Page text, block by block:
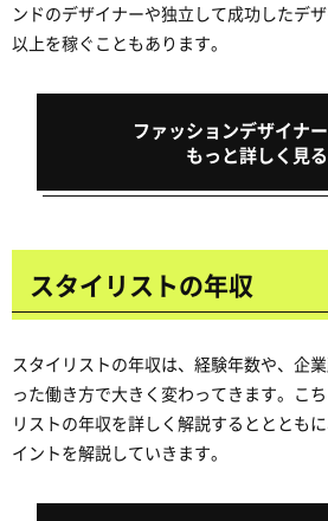
ンドのデザイナーや独立して成功したデ
以上を稼ぐこともあります。
ファッションデザイナ
もっと詳しく見る
スタイリストの年収
スタイリストの年収は、経験年数や、企
った働き方で大きく変わってきます。こ
リストの年収を詳しく解説するとととも
イントを解説していきます。